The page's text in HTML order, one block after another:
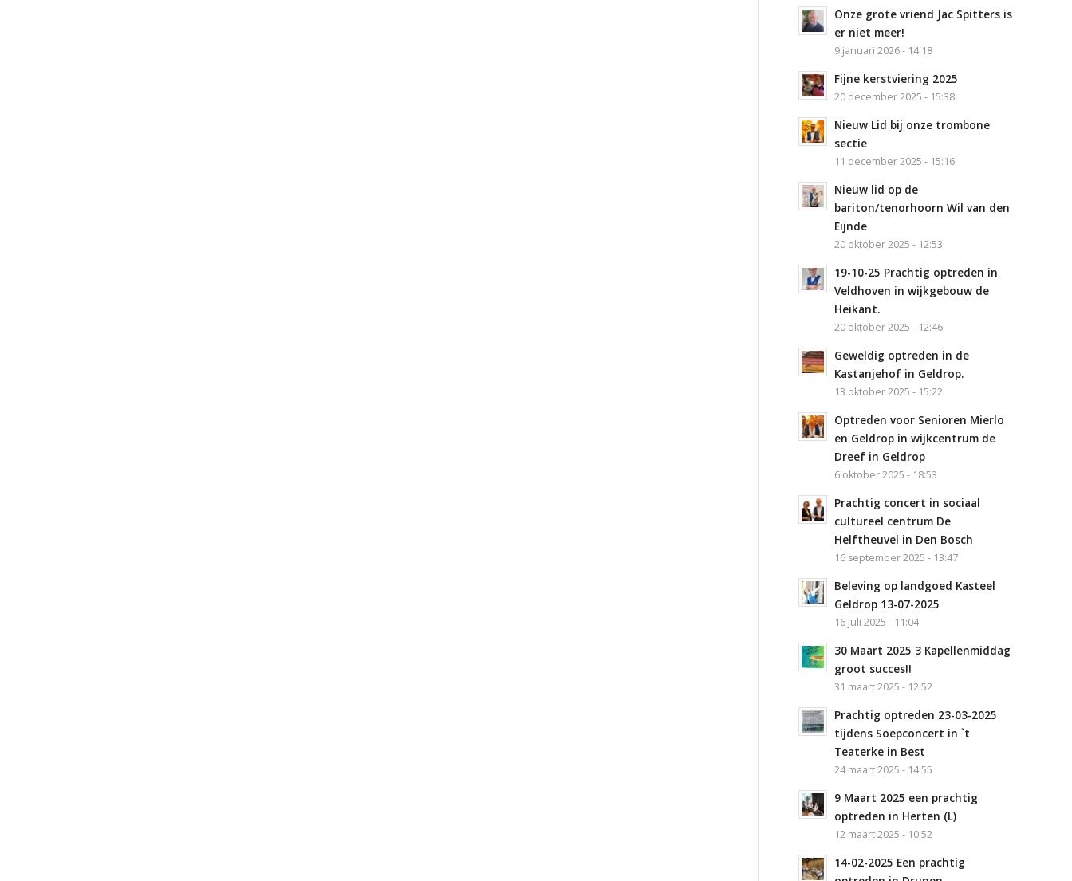
Onze grote vriend Jac Spitters is
er niet meer!
9 januari 2026 - 14:18
Fijne kerstviering 2025
20 december 2025 - 15:38
Nieuw Lid bij onze trombone
sectie
11 december 2025 - 15:16
Nieuw lid op de
bariton/tenorhoorn Wil van den
Eijnde
20 oktober 2025 - 12:53
19-10-25 Prachtig optreden in
Veldhoven in wijkgebouw de
Heikant.
20 oktober 2025 - 12:46
Geweldig optreden in de
Kastanjehof in Geldrop.
13 oktober 2025 - 15:22
Optreden voor Senioren Mierlo
en Geldrop in wijkcentrum de
Dreef in Geldrop
6 oktober 2025 - 18:53
Prachtig concert in sociaal
cultureel centrum De
Helftheuvel in Den Bosch
16 september 2025 - 13:47
Beleving op landgoed Kasteel
Geldrop 13-07-2025
16 juli 2025 - 11:04
30 Maart 2025 3 Kapellenmiddag
groot succes!!
31 maart 2025 - 12:52
Prachtig optreden 23-03-2025
tijdens Soepconcert in `t
Teaterke in Best
24 maart 2025 - 14:55
9 Maart 2025 een prachtig
optreden in Herten (L)
12 maart 2025 - 10:52
14-02-2025 Een prachtig